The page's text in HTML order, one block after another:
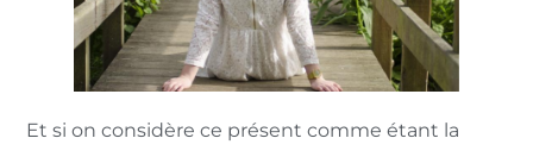
Et si on considère ce présent comme étant la